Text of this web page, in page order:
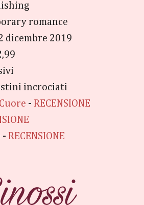
romance
dicembre 2019
incrociati
- RECENSIONE
- RECENSIONE